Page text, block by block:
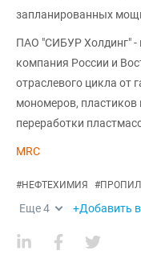
запланированных
ПАО "СИБУР Холдинг" -
компания России и
отраслевого цикла от
мономеров, пластиков
переработки
MRC
#НЕФТЕХИМИЯ #
Еще4 +Добавить